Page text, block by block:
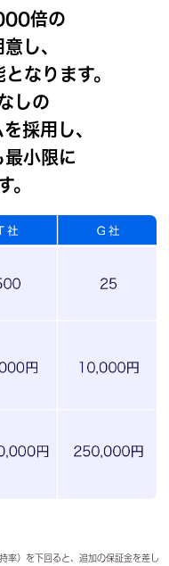
倍の
し、
なります。
しの
採用し、
最小限に
。
率）を下回ると、追加の保証金を差し